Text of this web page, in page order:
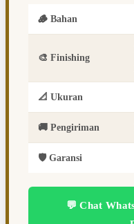
🪵 Bahan
🎨 Finishing
📐 Ukuran
🚚 Pengiriman
🛡️ Garansi
💬 Chat